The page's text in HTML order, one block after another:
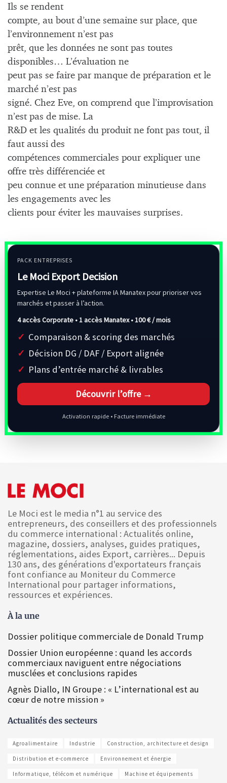
Ils se rendent
compte, au bout d’une semaine sur place, que
l’environnement n’est pas
prêt, que les données ne sont pas toutes
disponibles… L’évaluation ne
peut pas se faire par manque de préparation et le
marché n’est pas
signé. Chez Eve, on comprend que l’improvisation
n’est pas de mise. La
R&D et les qualités du produit ne font pas tout, il
faut aussi des
compétences commerciales pour expliquer une
offre très différenciée et
peu connue et une préparation minutieuse dans
les engagements avec les
clients pour éviter les mauvaises surprises.
PACK ENTREPRISES
Le Moci Export Decision
Expertise Le Moci + plateforme IA Manatex pour prioriser vos
marchés et passer à l’action.
4 accès Corporate • 1 accès Manatex •100 € / mois
Comparaison & scoring des marchés
Décision DG / DAF / Export alignée
Plans d’entrée marché & livrables
Découvrir l’offre →
Activation rapide • Facture immédiate
Le Moci est le media n°1 au service des
entrepreneurs, des conseillers et des professionnels
du commerce international : Actualités online,
magazine, dossiers, analyses, guides pratiques,
réglementations, aides Export, carrières... Depuis
130 ans, des générations d'exportateurs français
font confiance au Moniteur du Commerce
International pour partager informations,
ressources et expériences.
À la une
Dossier politique commerciale de Donald Trump
Dossier Union européenne : quand les accords
commerciaux naviguent entre négociations
musclées et conclusions rapides
Agnès Diallo, IN Groupe : « L’international est au
cœur de notre mission »
Actualités des secteurs
Agroalimentaire Industrie Construction, architecture et design
Distribution et e-commerce Environnement et énergie
Informatique, télécom et numérique Machine et équipements